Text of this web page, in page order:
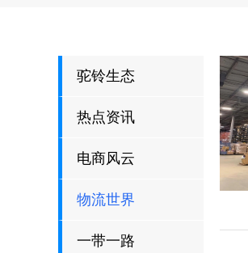
驼铃生态
热点资讯
电商风云
物流世界
一带一路